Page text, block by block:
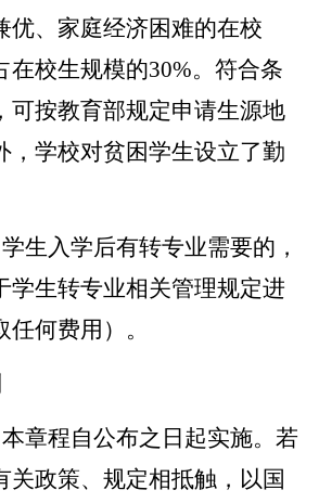
优、家庭经济困难的在校
在校生规模的30%。符合条
可按教育部规定申请生源地
，学校对贫困学生设立了勤
学生入学后有转专业需要的，
学生转专业相关管理规定进
何费用）。
本章程自公布之日起实施。若
关政策、规定相抵触，以国